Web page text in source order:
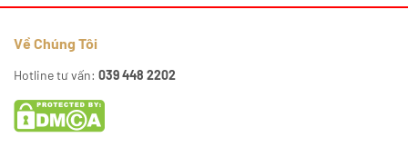
Về Chúng Tôi
Hotline tư vấn: 039 448 2202